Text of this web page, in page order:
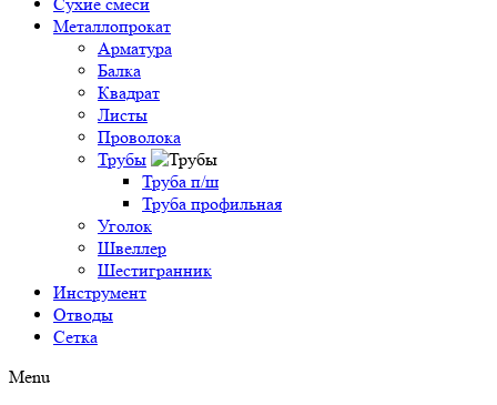
Металлопрокат
Арматура
Балка
Квадрат
Листы
Проволока
Трубы
Труба п/ш
Труба профильная
Уголок
Швеллер
Шестигранник
Инструмент
Отводы
Сетка
Menu